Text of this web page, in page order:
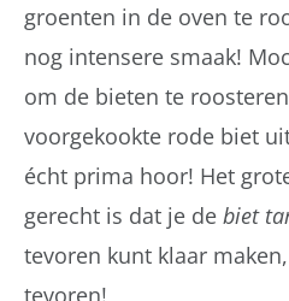
groenten in de oven te
nog intensere smaak!
om de bieten te
voorgekookte rode biet
écht prima hoor! Het
gerecht is dat je de biet
tevoren kunt klaar
tevoren!